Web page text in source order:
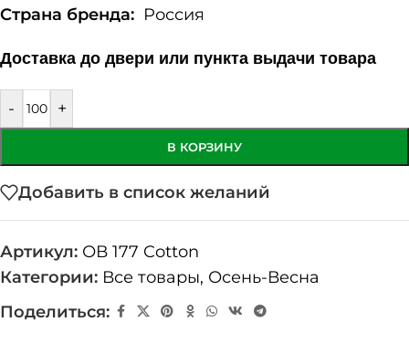
Страна бренда: Россия
Доставка до двери или пункта выдачи товара
- +
В КОРЗИНУ
Добавить в список желаний
Артикул: ОВ 177 Cotton
Категории: Все товары, Осень-Весна
Поделиться: